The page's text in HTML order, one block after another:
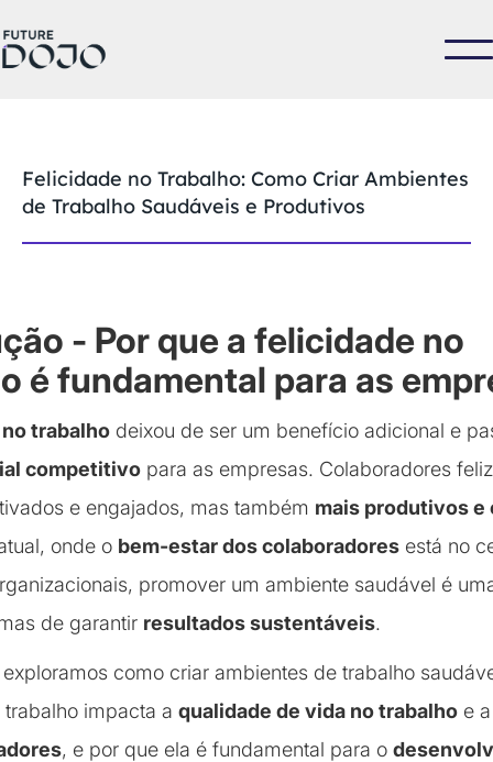
Felicidade no Trabalho: Como Criar Ambientes
de Trabalho Saudáveis e Produtivos
- Por que a felicidade no
é fundamental para as
trabalho deixou de ser um benefício adicional e
competitivo para as empresas. Colaboradores
e engajados, mas também mais produtivos e
onde o bem-estar dos colaboradores está no
promover um ambiente saudável é
de garantir resultados sustentáveis.
como criar ambientes de trabalho
impacta a qualidade de vida no trabalho e
, e por que ela é fundamental para o